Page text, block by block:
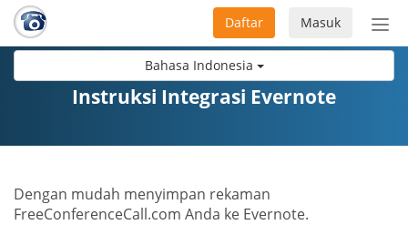
Bahasa Indonesia
Masuk
Daftar
Instruksi Integrasi Evernote
Dengan mudah menyimpan rekaman
FreeConferenceCall.com Anda ke Evernote.